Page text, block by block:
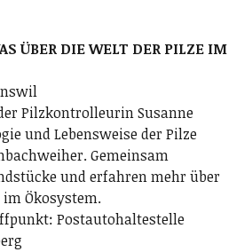
ÜBER DIE WELT DER PILZE IM
Pilzkontrolleurin Susanne
und Lebensweise der Pilze
Gemeinsam
und erfahren mehr über
Ökosystem.
Postautohaltestelle